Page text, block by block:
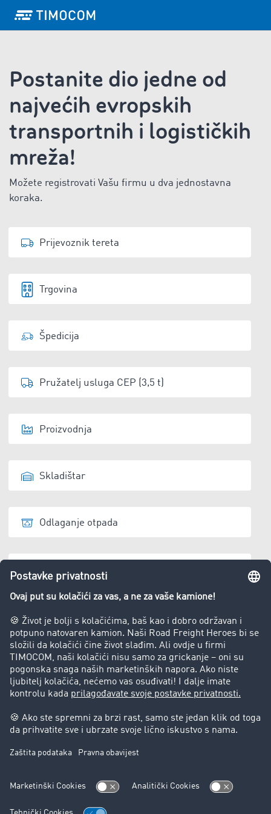
Postanite dio jedne od
najvećih evropskih
transportnih i logističkih
mreža!
Možete registrovati Vašu firmu u dva jednostavna
koraka.
Prijevoznik tereta
Trgovina
Špedicija
Pružatelj usluga CEP (3,5 t)
Proizvodnja
Skladištar
Odlaganje otpada
Privatno lice
Potrebne su Vam informacije ili
pomoć?
Kontaktirajte nas, rado ćemo Vam
pomoći.
+49 211 88 26 88 26